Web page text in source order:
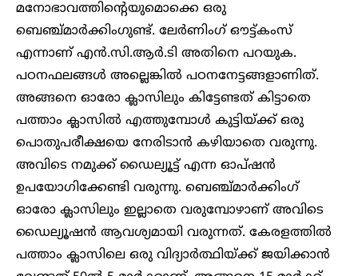
മനോഭാവത്തിന്റെയുമൊക്കെ ഒരു
ബെ‍ഞ്ച്മാ‍‍ർക്കിംഗുണ്ട്. ലേർണിംഗ് ഔട്ട്കംസ്
എന്നാണ് എൻ.സി.ആർ.ടി അതിനെ പറയുക.
പഠനഫലങ്ങൾ അല്ലെങ്കിൽ പഠനനേട്ടങ്ങളാണിത്.
അങ്ങനെ ഓരോ ക്ലാസിലും കിട്ടേണ്ടത് കിട്ടാതെ
പത്താം ക്ലാസിൽ എത്തുമ്പോൾ കുട്ടിയ്ക്ക് ഒരു
പൊതുപരീക്ഷയെ നേരിടാൻ കഴിയാതെ വരുന്നു.
അവിടെ നമുക്ക് ഡൈല്യൂട്ട് എന്ന ഓപ്ഷൻ
ഉപയോഗിക്കേണ്ടി വരുന്നു. ബെഞ്ച്മാർക്കിംഗ്
ഓരോ ക്ലാസിലും ഇല്ലാതെ വരുമ്പോഴാണ് അവിടെ
ഡൈല്യൂഷൻ ആവശ്യമായി വരുന്നത്. കേരളത്തിൽ
പത്താം ക്ലാസിലെ ഒരു വിദ്യാർത്ഥിയ്ക്ക് ജയിക്കാൻ